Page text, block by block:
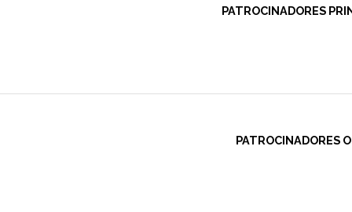
PATROCINADORES
PATROCINADORES